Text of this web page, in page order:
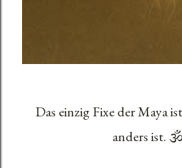
Das einzig Fixe der Maya
anders ist.